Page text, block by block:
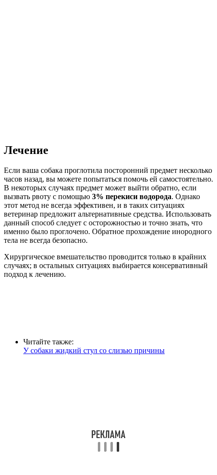
Лечение
Если ваша собака проглотила посторонний предмет несколько
часов назад, вы можете попытаться помочь ей самостоятельно.
В некоторых случаях предмет может выйти обратно, если
вызвать рвоту с помощью 3% перекиси водорода. Однако
этот метод не всегда эффективен, и в таких ситуациях
ветеринар предложит альтернативные средства. Использовать
данный способ следует с осторожностью и точно знать, что
именно было проглочено. Обратное прохождение инородного
тела не всегда безопасно.
Хирургическое вмешательство проводится только в крайних
случаях; в остальных ситуациях выбирается консервативный
подход к лечению.
Читайте также:
У собаки жидкий стул со слизью причины